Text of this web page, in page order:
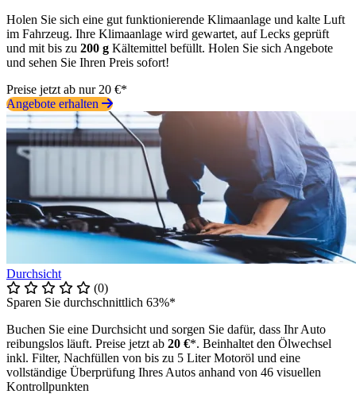
Holen Sie sich eine gut funktionierende Klimaanlage und kalte Luft
im Fahrzeug. Ihre Klimaanlage wird gewartet, auf Lecks geprüft
und mit bis zu 200 g Kältemittel befüllt. Holen Sie sich Angebote
und sehen Sie Ihren Preis sofort!
Preise jetzt ab nur 20 €*
Angebote erhalten
Durchsicht
(0)
Sparen Sie durchschnittlich 63%*
Buchen Sie eine Durchsicht und sorgen Sie dafür, dass Ihr Auto
reibungslos läuft. Preise jetzt ab 20 €*. Beinhaltet den Ölwechsel
inkl. Filter, Nachfüllen von bis zu 5 Liter Motoröl und eine
vollständige Überprüfung Ihres Autos anhand von 46 visuellen
Kontrollpunkten